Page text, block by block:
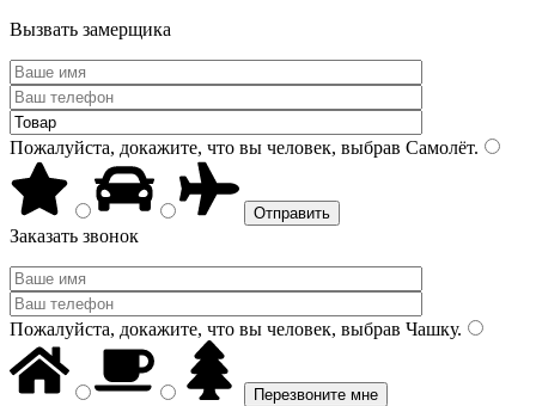
Вызвать замерщика
Пожалуйста, докажите, что вы человек, выбрав Самолёт.
Заказать звонок
Пожалуйста, докажите, что вы человек, выбрав Чашку.